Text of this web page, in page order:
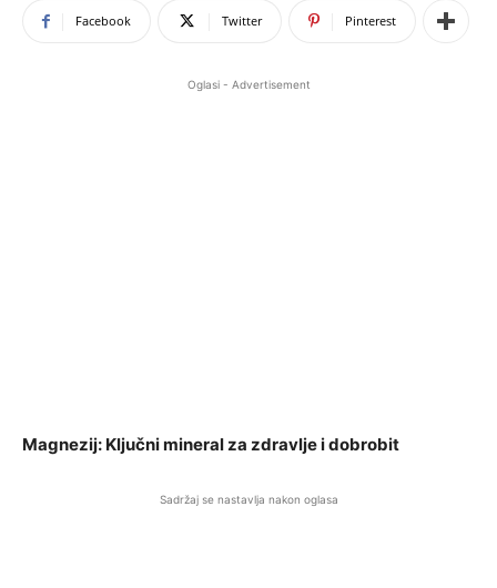
Facebook Twitter Pinterest
Oglasi - Advertisement
Magnezij: Ključni mineral za zdravlje i dobrobit
Sadržaj se nastavlja nakon oglasa